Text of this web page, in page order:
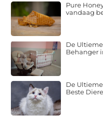
Pure
vandaag
De
Behanger
De
Beste